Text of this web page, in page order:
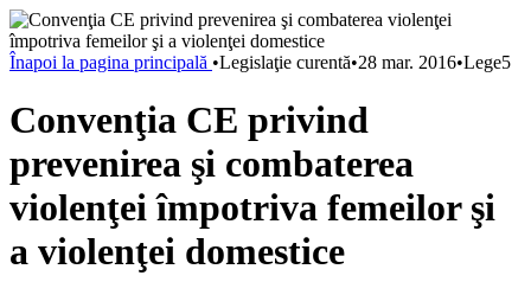
Înapoi la pagina principală •Legislaţie curentă•28 mar. 2016•Lege5
Convenţia CE privind
prevenirea şi combaterea
violenţei împotriva femeilor şi
a violenţei domestice